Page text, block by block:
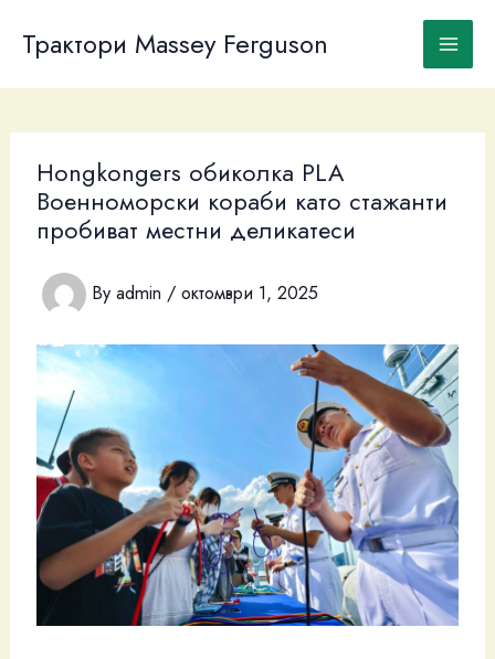
content
Трактори Massey Ferguson
Hongkongers обиколка PLA
Военноморски кораби като стажанти
пробиват местни деликатеси
By admin / октомври 1, 2025